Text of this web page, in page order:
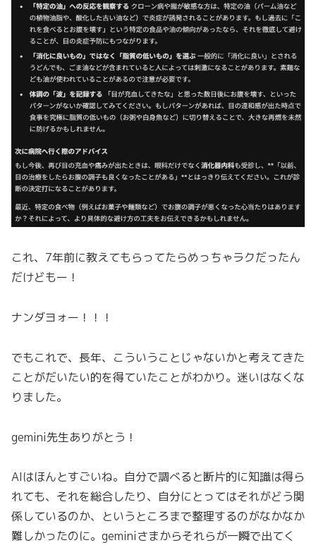
これ、7年前に教えてもらってたらめっちゃラクだったん
だけどもー！
ナンダヨォー！！！
でもこれで、長年、こういうことじゃないかと考えてきた
ことがだいたい的を得ていたことがわかり。迷いはなくな
りました。
gemini先生ありがとう！
AIはほんとすごいね。自分で調べると断片的に知識は得ら
れても、それを総合したり、自分にとってはそれがどう関
係しているのか、というところまで整理するのがなかなか
難しかったのに。geminiさまからそれらが一瞬で出てく